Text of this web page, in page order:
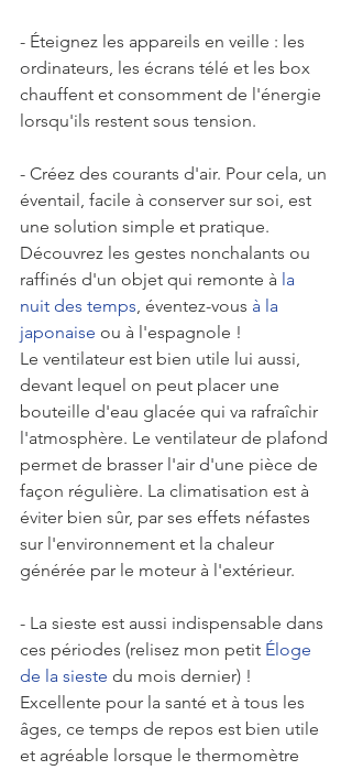
- Éteignez les appareils en veille : les
ordinateurs, les écrans télé et les box
chauffent et consomment de l'énergie
lorsqu'ils restent sous tension.
- Créez des courants d'air. Pour cela, un
éventail, facile à conserver sur soi, est
une solution simple et pratique.
Découvrez les gestes nonchalants ou
raffinés d'un objet qui remonte à la
nuit des temps, éventez-vous à la
japonaise ou à l'espagnole !
Le ventilateur est bien utile lui aussi,
devant lequel on peut placer une
bouteille d'eau glacée qui va rafraîchir
l'atmosphère. Le ventilateur de plafond
permet de brasser l'air d'une pièce de
façon régulière. La climatisation est à
éviter bien sûr, par ses effets néfastes
sur l'environnement et la chaleur
générée par le moteur à l'extérieur.
- La sieste est aussi indispensable dans
ces périodes (relisez mon petit Éloge
de la sieste du mois dernier) !
Excellente pour la santé et à tous les
âges, ce temps de repos est bien utile
et agréable lorsque le thermomètre